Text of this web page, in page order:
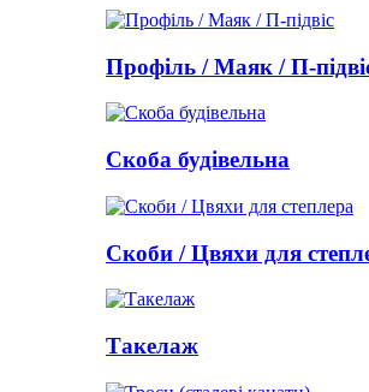
Профіль / Маяк / П-
Скоба будівельна
Скоби / Цвяхи для
Такелаж